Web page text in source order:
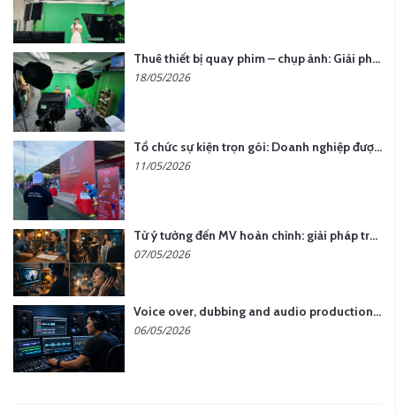
Thuê thiết bị quay phim – chụp ảnh: Giải pháp tối ưu chi phí cho doanh nghiệp
18/05/2026
Tổ chức sự kiện trọn gói: Doanh nghiệp được gì khi chọn đơn vị chuyên nghiệp?
11/05/2026
Từ ý tưởng đến MV hoàn chỉnh: giải pháp trọn gói tại YCN Media
07/05/2026
Voice over, dubbing and audio production services in Vietnam for global content
06/05/2026